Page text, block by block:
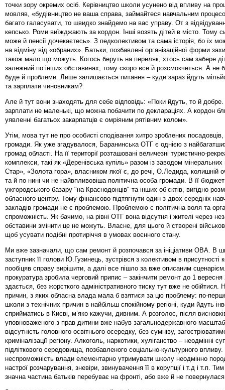
точки зору окремих осіб. Керівництво школи усунено від впливу на
мовляв, «будівництво не ваша справа, займайтеся навчальним
багато галасувати, то швидко знайдемо на вас управу. От з
кепсько. Роми виїжджають за кордон. Інші возять дітей в місто. Тому
може й пенсії дочекаєтесь». З педколективом та сама історія, бо їх
на відміну від «обраних». Батьки, позбавлені організаційної форми
також мало що можуть. Когось беруть на переляк, хтось сам забере
залежний по інших обставинах, тому скоро все й розсмокчеться. А не
буде й проблеми. Лише залишається питання – куди зараз йдуть
та зарплати чиновникам?
Але й тут вони знаходять для себе відповідь: «Поки йдуть, то й
зарплати не маленькі, що можна побачити по деклараціях. А кордон
уявленні багатьох закарпатців є омріяним рятівним колом».
Утім, мова тут не про особисті сподівання хитро зроблених
громади. Як уже згадувалося, Баранинська ОТГ є однією з
громад області. На її території розташовані величезні туристично-
комплекси, такі як «Деренівська купіль» разом із заводом
Стар», «Золота гора», власником якої є, до речі, О.Ледида, колишній
та й по нині чи не найвпливовіша політична особа громади. В її
ужгородського базару "на Краснодонців" та інших об’єктів, вигідно
обласного центру. Тому фінансово підтягнути один з двох середніх
закладів громади не є проблемою. Проблемою є політична воля та
спроможність. Як бачимо, на рівні ОТГ вона відсутня і жителі через
обставини змінити це не можуть. Власне, для цього й створені військові
щоб усувати подібні протиріччя в умовах воєнного стану.
Ми вже зазначали, що сам ремонт й розпочався за ініціативи ОВА. В
заступник її голови Ю.Гузинець, зустрівся з колективом в присутності
пообіцяв справу вирішити, а далі все пішло за вже описаним
прокуратура зробила черговий припис – закінчити ремонт до 1
здається, без жорсткого адміністративного тиску тут вже не обійтися.
причин, з яких обласна влада мала б взятися за цю проблему: по-
школи з технічних причин в найбільш спокійному регіоні, куди йдуть
сприйматись в Києві, м’яко кажучи, дивним. А розголос, після
уповноваженого з прав дитини вже набув загальнодержавного
відсутність головного освітнього осередку, без сумніву,
криміналізації регіону. Алкоголь, наркотики, хуліганство – неодмінні
підліткового середовища, позбавленого соціально-культурного
неспроможність влади елементарно утримувати школу неодмінно
настрої розчарування, зневіри, звинувачення її в корупції і т.д і т.п.
значна частина батьків перебуває на фронті, або вже й не повернулася